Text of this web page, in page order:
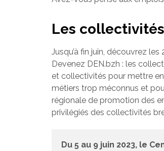
Les
Jusqu’à fin juin, découvrez
Devenez DEN.bzh : les
et collectivités pour mettre
métiers trop méconnus et
régionale de promotion des
privilégiés des collectivités
Du 5 au 9 juin 2023, le